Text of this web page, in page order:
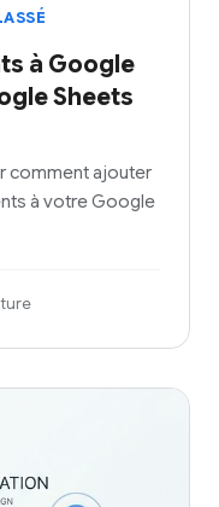
à Google
Sheets
comment ajouter
à votre Google